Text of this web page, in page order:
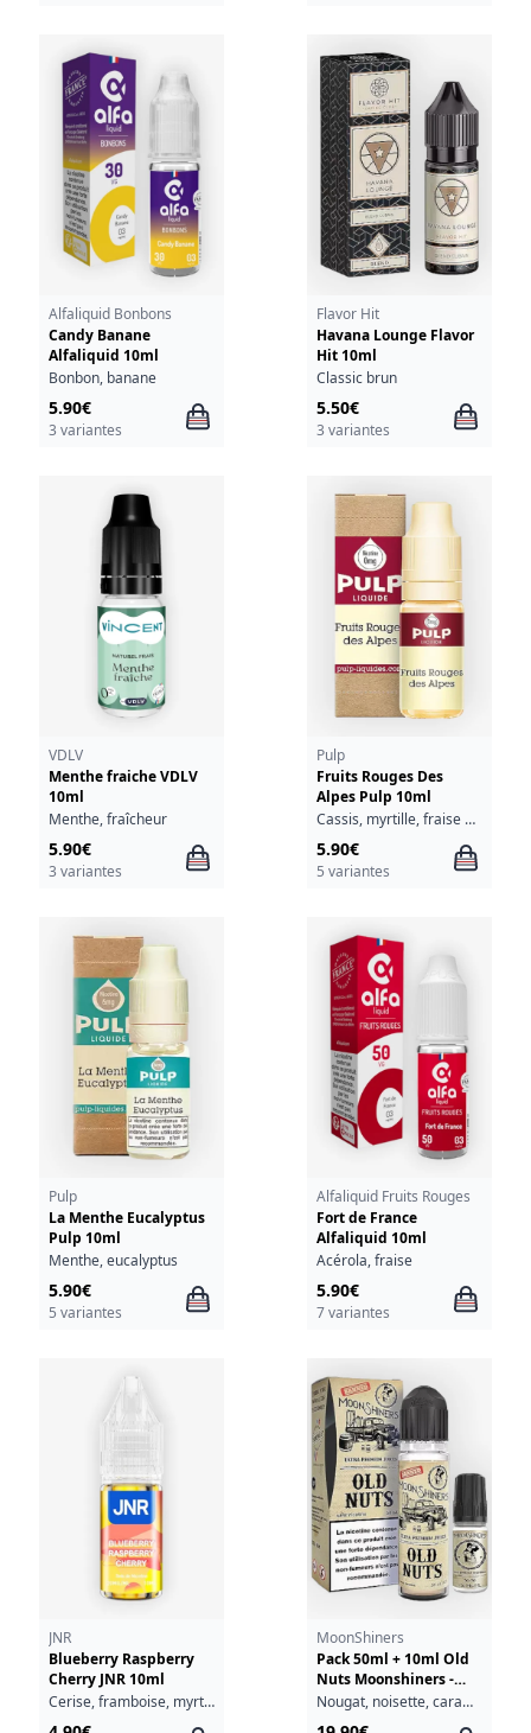
Alfaliquid Bonbons
Candy Banane
Alfaliquid 10ml
Bonbon, banane
5.90€
3 variantes
Flavor Hit
Havana Lounge Flavor
Hit 10ml
Classic brun
5.50€
3 variantes
VDLV
Menthe fraiche VDLV
10ml
Menthe, fraîcheur
5.90€
3 variantes
Pulp
Fruits Rouges Des
Alpes Pulp 10ml
Cassis, myrtille, fraise des bois
5.90€
5 variantes
Pulp
La Menthe Eucalyptus
Pulp 10ml
Menthe, eucalyptus
5.90€
5 variantes
Alfaliquid Fruits Rouges
Fort de France
Alfaliquid 10ml
Acérola, fraise
5.90€
7 variantes
JNR
Blueberry Raspberry
Cherry JNR 10ml
Cerise, framboise, myrtille
MoonShiners
Pack 50ml + 10ml Old
Nuts Moonshiners -
03mg
Nougat, noisette, caramel